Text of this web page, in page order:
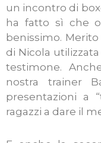
un incontro di
ha fatto sì che
benissimo.
di Nicola
testimone.
nostra trainer
presentazioni a
ragazzi a dare il